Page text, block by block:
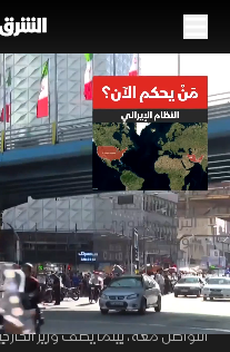
غموض موقع مجتبى
لـ"صندوق مغلق" أمام
09 مايو 2026 01:57 أخبار
تقارير الشرق
تواجه إدارة ترمب غموضا مزدوجا
مجتبى خامنئي. تشير التقارير إلى
التواصل معه، بينما يصف وزير